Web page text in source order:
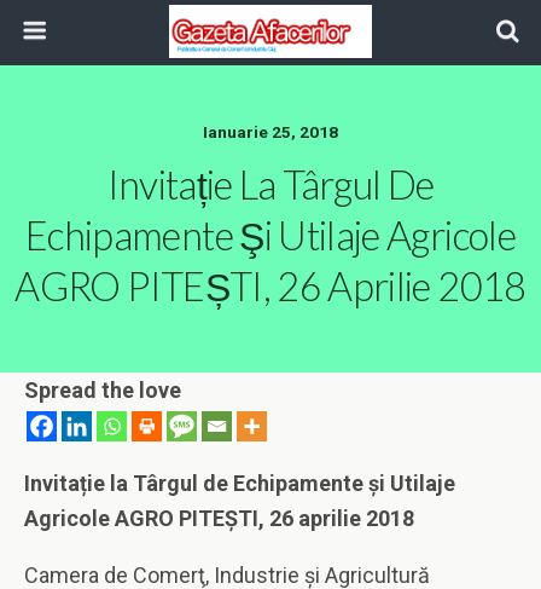
Ianuarie 25, 2018
Invitație La Târgul De
Echipamente Şi Utilaje Agricole
AGRO PITEȘTI, 26 Aprilie 2018
Spread the love
Invitație la Târgul de Echipamente şi Utilaje
Agricole AGRO PITEȘTI, 26 aprilie 2018
Camera de Comerţ, Industrie şi Agricultură